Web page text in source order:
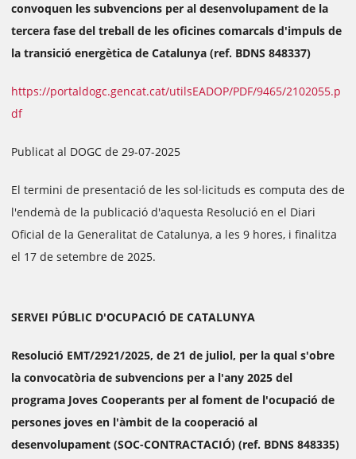
convoquen les subvencions per al desenvolupament de la
tercera fase del treball de les oficines comarcals d'impuls de
la transició energètica de Catalunya (ref. BDNS 848337)
https://portaldogc.gencat.cat/utilsEADOP/PDF/9465/2102055.p
df
Publicat al DOGC de 29-07-2025
El termini de presentació de les sol·licituds es computa des de
l'endemà de la publicació d'aquesta Resolució en el Diari
Oficial de la Generalitat de Catalunya, a les 9 hores, i finalitza
el 17 de setembre de 2025.
SERVEI PÚBLIC D'OCUPACIÓ DE CATALUNYA
Resolució EMT/2921/2025, de 21 de juliol, per la qual s'obre
la convocatòria de subvencions per a l'any 2025 del
programa Joves Cooperants per al foment de l'ocupació de
persones joves en l'àmbit de la cooperació al
desenvolupament (SOC-CONTRACTACIÓ) (ref. BDNS 848335)